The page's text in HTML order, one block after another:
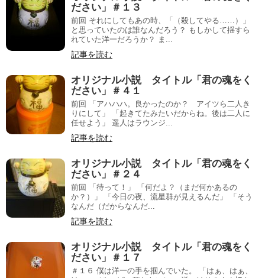
ださい」＃１３
前回 それにしてもあの時、「（殺してやる……）」
と思っていたのは誰なんだろう？ もしかして揺すら
れていた洋一だろうか？ ま...
記事を読む
オリジナル小説 タイトル「君の魂をく
ださい」＃４１
前回 「アハハハ。良かったのか？ アイツら二人き
りにして」 「起きてたみたいだからね。後は二人に
任せよう」 遥人はラウンジ...
記事を読む
オリジナル小説 タイトル「君の魂をく
ださい」＃２４
前回 「待って！」 「何だよ？（まだ何かあるの
か？）」 「今日の夜、流星群が見えるんだ」 「そう
なんだ（だからなんだ...
記事を読む
オリジナル小説 タイトル「君の魂をく
ださい」＃１７
＃１６ 僕は洋一の手を掴んでいた。 「はぁ、はぁ、